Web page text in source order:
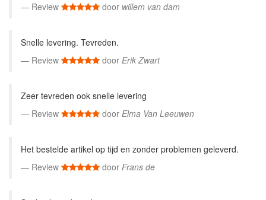
Review
door willem van dam
Snelle levering. Tevreden.
Review
door Erik Zwart
Zeer tevreden ook snelle levering
Review
door Elma Van Leeuwen
Het bestelde artikel op tijd en zonder problemen geleverd.
Review
door Frans de